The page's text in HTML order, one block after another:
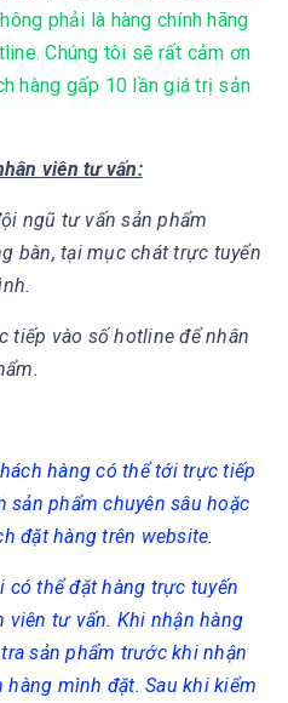
phải là hàng chính hãng
Chúng tôi sẽ rất cảm ơn
hàng gấp 10 lần giá trị sản
viên tư vấn:
ngũ tư vấn sản phẩm
bàn, tại mục chát trực tuyển
tiếp vào số hotline để nhân
hàng có thể tới trực tiếp
phẩm chuyên sâu hoặc
đặt hàng trên website.
có thể đặt hàng trực tuyến
viên tư vấn. Khi nhận hàng
sản phẩm trước khi nhận
mình đặt. Sau khi kiểm